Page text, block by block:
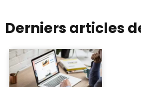
Derniers articles